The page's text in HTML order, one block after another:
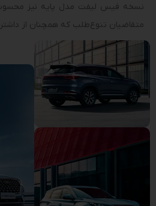
نسخه فیس لیفت مدل پایه نیز
متقاضیان تنوع‌طلب که همچنان از